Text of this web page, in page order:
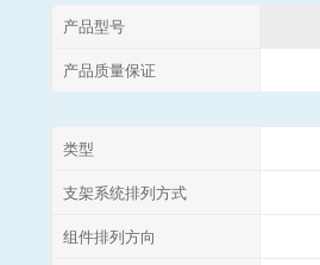
产品型号
产品质量保证
类型
支架系统排列方式
组件排列方向